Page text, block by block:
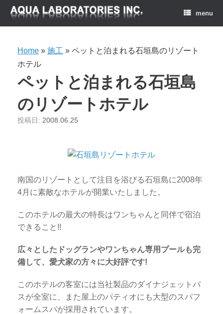
menu
Home » 施工 » ペットと泊まれる石垣島のリゾート
ホテル
ペットと泊まれる石垣島
のリゾートホテル
投稿日: 2008.06.25
南国のリゾートとして注目を浴びる石垣島に2008年
4月に素敵なホテルが開業いたしました。
このホテルの最大の特長はワンちゃんと同伴で宿泊
できること!!
広々としたドッグランやワンちゃん専用プールも完
備して、愛犬家の方々に大好評です!
このホテルの客室には当社製品のダイナジェットバ
スが全室に、また屋上のパティオにも大型のスパフ
ォームスパが採用されています。